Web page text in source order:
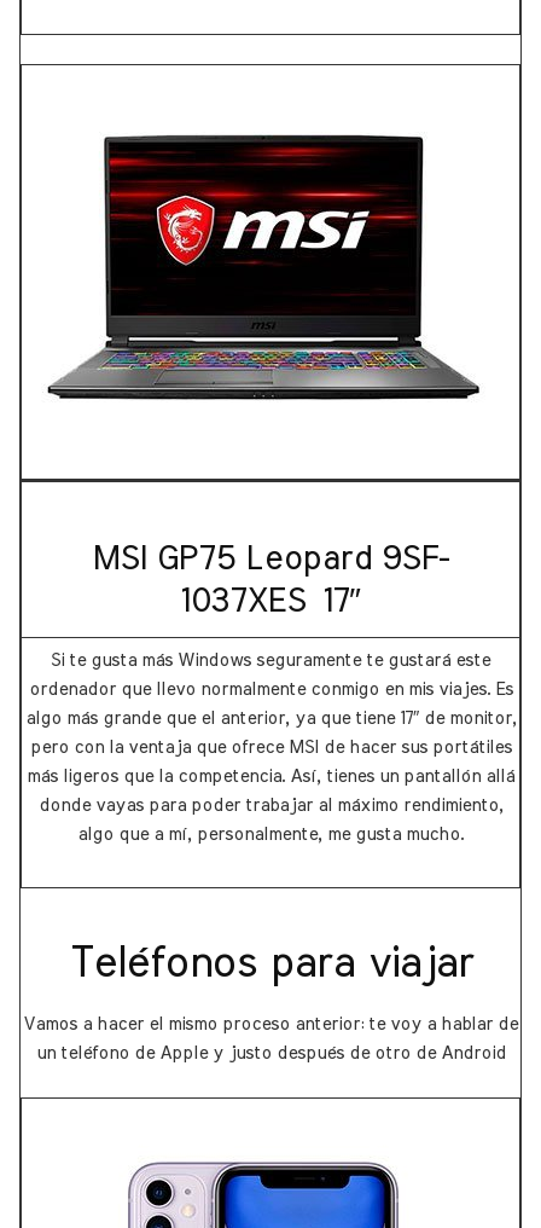
MSI GP75 Leopard 9SF-
1037XES 17″
Si te gusta más Windows seguramente te gustará este
ordenador que llevo normalmente conmigo en mis viajes. Es
algo más grande que el anterior, ya que tiene 17″ de monitor,
pero con la ventaja que ofrece MSI de hacer sus portátiles
más ligeros que la competencia. Así, tienes un pantallón allá
donde vayas para poder trabajar al máximo rendimiento,
algo que a mí, personalmente, me gusta mucho.
Teléfonos para viajar
Vamos a hacer el mismo proceso anterior: te voy a hablar de
un teléfono de Apple y justo después de otro de Android